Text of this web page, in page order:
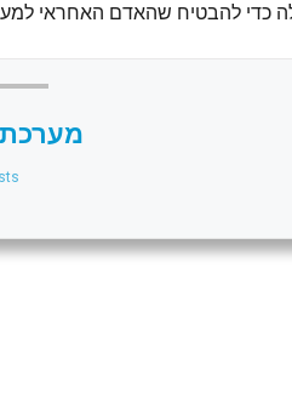
כדי להבטיח שהאדם האחראי